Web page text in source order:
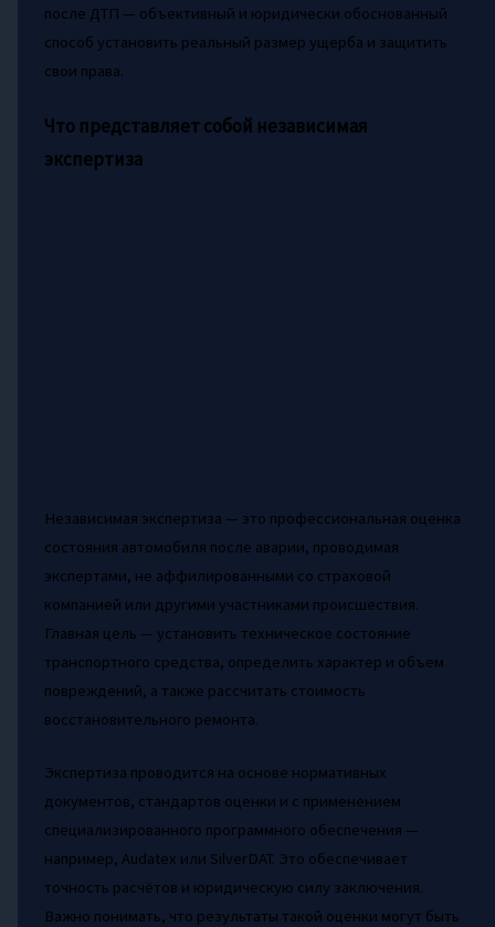
после ДТП — объективный и юридически обоснованный
способ установить реальный размер ущерба и защитить
свои права.
Что представляет собой независимая
экспертиза
Независимая экспертиза — это профессиональная оценка
состояния автомобиля после аварии, проводимая
экспертами, не аффилированными со страховой
компанией или другими участниками происшествия.
Главная цель — установить техническое состояние
транспортного средства, определить характер и объем
повреждений, а также рассчитать стоимость
восстановительного ремонта.
Экспертиза проводится на основе нормативных
документов, стандартов оценки и с применением
специализированного программного обеспечения —
например, Audatex или SilverDAT. Это обеспечивает
точность расчётов и юридическую силу заключения.
Важно понимать, что результаты такой оценки могут быть